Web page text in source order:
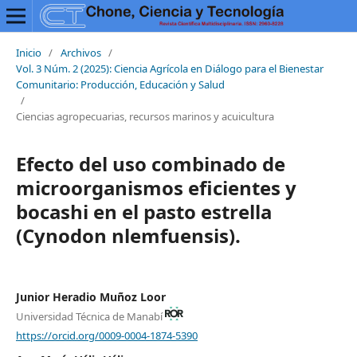
Inicio / Archivos /
Vol. 3 Núm. 2 (2025): Ciencia Agrícola en Diálogo para el Bienestar
Comunitario: Producción, Educación y Salud
/
Ciencias agropecuarias, recursos marinos y acuicultura
Efecto del uso combinado de
microorganismos eficientes y
bocashi en el pasto estrella
(Cynodon nlemfuensis).
Junior Heradio Muñoz Loor
Universidad Técnica de Manabí
https://orcid.org/0009-0004-1874-5390